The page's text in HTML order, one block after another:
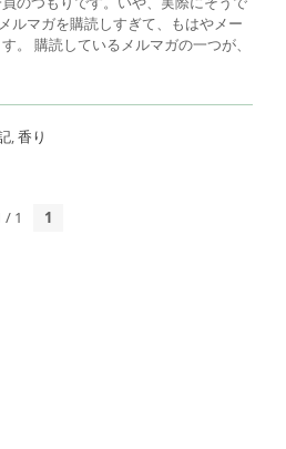
ルマガを購読しすぎて、もはやメー
。 購読しているメルマガの一つが、
,香り
/ 1 1